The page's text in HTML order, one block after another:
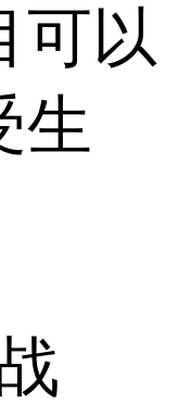
可以
生